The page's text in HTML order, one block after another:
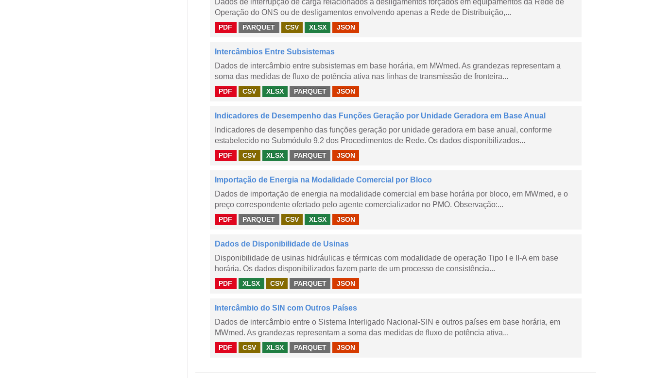
Dados de interrupção de carga relacionados a desligamentos forçados em equipamentos da Rede de
Operação do ONS ou de desligamentos envolvendo apenas a Rede de Distribuição,...
PDF PARQUET CSV XLSX JSON
Intercâmbios Entre Subsistemas
Dados de intercâmbio entre subsistemas em base horária, em MWmed. As grandezas representam a
soma das medidas de fluxo de potência ativa nas linhas de transmissão de fronteira...
PDF CSV XLSX PARQUET JSON
Indicadores de Desempenho das Funções Geração por Unidade Geradora em Base Anual
Indicadores de desempenho das funções geração por unidade geradora em base anual, conforme
estabelecido no Submódulo 9.2 dos Procedimentos de Rede. Os dados disponibilizados...
PDF CSV XLSX PARQUET JSON
Importação de Energia na Modalidade Comercial por Bloco
Dados de importação de energia na modalidade comercial em base horária por bloco, em MWmed, e o
preço correspondente ofertado pelo agente comercializador no PMO. Observação:...
PDF PARQUET CSV XLSX JSON
Dados de Disponibilidade de Usinas
Disponibilidade de usinas hidráulicas e térmicas com modalidade de operação Tipo I e II-A em base
horária. Os dados disponibilizados fazem parte de um processo de consistência...
PDF XLSX CSV PARQUET JSON
Intercâmbio do SIN com Outros Países
Dados de intercâmbio entre o Sistema Interligado Nacional-SIN e outros países em base horária, em
MWmed. As grandezas representam a soma das medidas de fluxo de potência ativa...
PDF CSV XLSX PARQUET JSON